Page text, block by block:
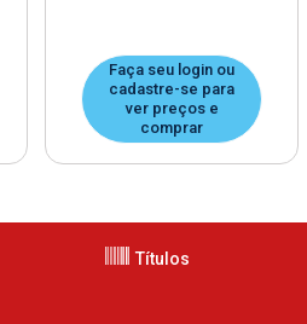
Faça seu login ou
cadastre-se para
ver preços e
comprar
Títulos